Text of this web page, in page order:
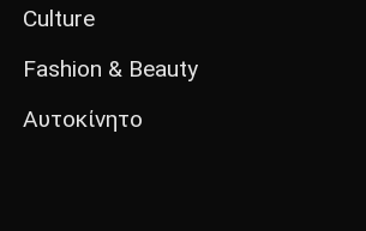
Culture
Fashion & Beauty
Αυτοκίνητο